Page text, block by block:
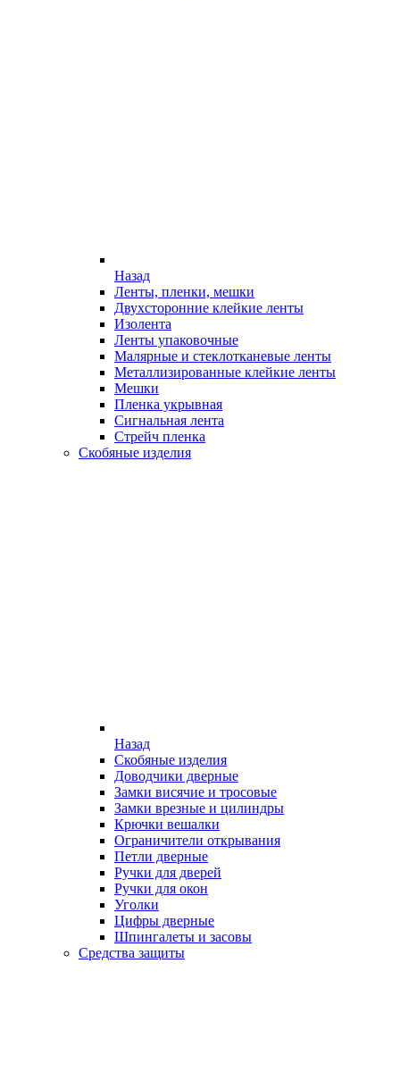
Назад
Ленты, пленки, мешки
Двухсторонние клейкие ленты
Изолента
Ленты упаковочные
Малярные и стеклотканевые ленты
Металлизированные клейкие ленты
Мешки
Пленка укрывная
Сигнальная лента
Стрейч пленка
Скобяные изделия
Назад
Скобяные изделия
Доводчики дверные
Замки висячие и тросовые
Замки врезные и цилиндры
Крючки вешалки
Ограничители открывания
Петли дверные
Ручки для дверей
Ручки для окон
Уголки
Цифры дверные
Шпингалеты и засовы
Средства защиты